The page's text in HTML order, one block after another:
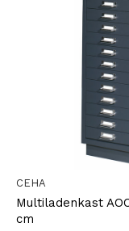
CEHA
Multiladenkast
cm